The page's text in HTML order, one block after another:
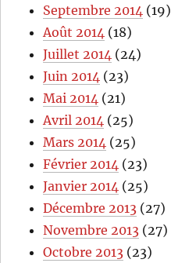
Septembre 2014 (19)
Août 2014 (18)
Juillet 2014 (24)
Juin 2014 (23)
Mai 2014 (21)
Avril 2014 (25)
Mars 2014 (25)
Février 2014 (23)
Janvier 2014 (25)
Décembre 2013 (27)
Novembre 2013 (27)
Octobre 2013 (23)